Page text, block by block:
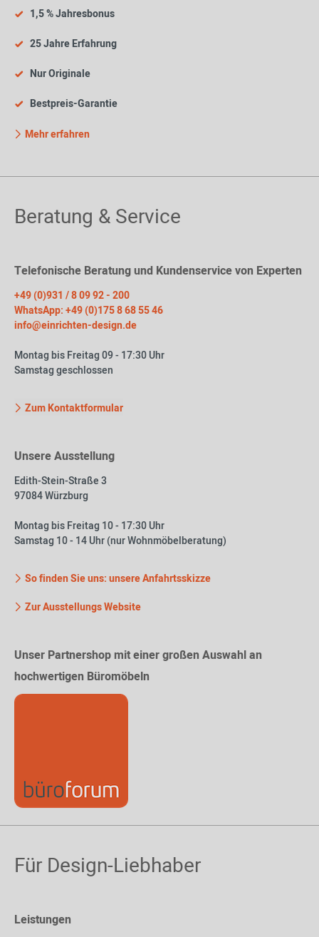
1,5 % Jahresbonus
25 Jahre Erfahrung
Nur Originale
Bestpreis-Garantie
Mehr erfahren
Beratung & Service
Telefonische Beratung und Kundenservice von Experten
+49 (0)931 / 8 09 92 - 200
WhatsApp: +49 (0)175 8 68 55 46
info@einrichten-design.de
Montag bis Freitag 09 - 17:30 Uhr
Samstag geschlossen
Zum Kontaktformular
Unsere Ausstellung
Edith-Stein-Straße 3
97084 Würzburg
Montag bis Freitag 10 - 17:30 Uhr
Samstag 10 - 14 Uhr (nur Wohnmöbelberatung)
So finden Sie uns: unsere Anfahrtsskizze
Zur Ausstellungs Website
Unser Partnershop mit einer großen Auswahl an
hochwertigen Büromöbeln
Für Design-Liebhaber
Leistungen